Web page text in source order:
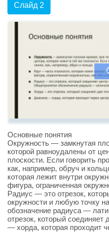
Слайд 2
Основные понятия
Окружность — замкнутая
которой равноудалены от
плоскости. Если говорить
как, например, обруч и
которая лежит внутри
фигура, ограниченная
Радиус — это отрезок,
окружности и любую точку
обозначение радиуса —
отрезок, который соединяет
— хорда, которая проходит